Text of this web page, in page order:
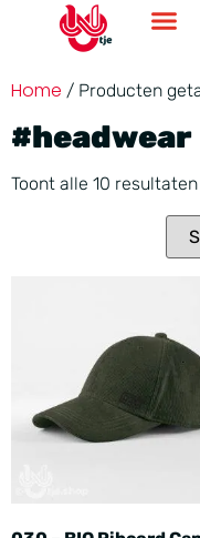
Home / Producten
#headwear
Toont alle 10 resultaten